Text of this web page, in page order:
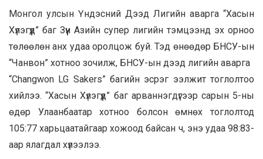
Монгол улсын Үндэсний Дээд Лигийн аварга “Хасын
Хүлэгүүд” баг Зүүн Азийн супер лигийн тэмцээнд эх орноо
төлөөлөн анх удаа оролцож буй. Тэд өнөөдөр БНСУ-ын
“Чанвон” хотноо зочилж, БНСУ-ын дээд лигийн аварга
“Changwon LG Sakers” багийн эсрэг ээлжит тоглолтоо
хийлээ. “Хасын Хүлэгүүд” баг арваннэгдүгээр сарын 5-ны
өдөр Улаанбаатар хотноо болсон өмнөх тоглолтод
105:77 харьцаатайгаар хожоод байсан ч, энэ удаа 98:83-
аар ялагдал хүлээлээ.